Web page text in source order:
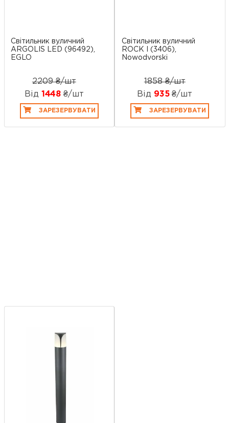
Світильник вуличний
ARGOLIS LED (96492),
EGLO
2209 ₴/шт
Від 1448 ₴/шт
ЗАРЕЗЕРВУВАТИ
Світильник вуличний
ROCK I (3406),
Nowodvorski
1858 ₴/шт
Від 935₴/шт
ЗАРЕЗЕРВУВАТИ